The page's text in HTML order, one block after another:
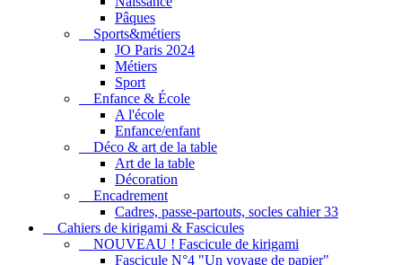
Pâques
Sports&métiers
JO Paris 2024
Métiers
Sport
Enfance & École
A l'école
Enfance/enfant
Déco & art de la table
Art de la table
Décoration
Encadrement
Cadres, passe-partouts, socles cahier 33
Cahiers de kirigami & Fascicules
NOUVEAU ! Fascicule de kirigami
Fascicule N°4 "Un voyage de papier"